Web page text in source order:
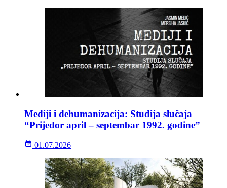
Mediji i dehumanizacija: Studija slučaja
“Prijedor april – septembar 1992. godine”
01.07.2026